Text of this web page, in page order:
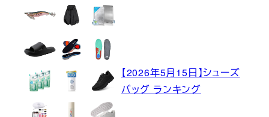
【2026年5月15日】シューズ
バッグ ランキング